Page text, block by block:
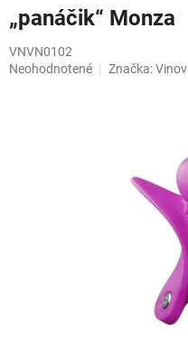
„panáčik“ Monza
VNVN0102
Priemerné
Neohodnotené Značka: